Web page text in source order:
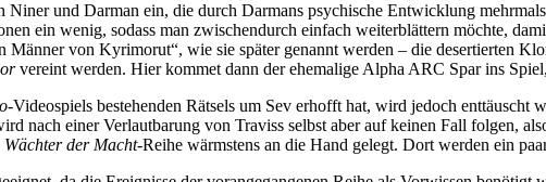
Niner und Darman ein, die durch Darmans psychische Entwicklung
ein wenig, sodass man zwischendurch einfach weiterblättern möchte,
von Kyrimorut“, wie sie später genannt werden – die desertierten
vereint werden. Hier kommet dann der ehemalige Alpha ARC Spar ins
-Videospiels bestehenden Rätsels um Sev erhofft hat, wird jedoch enttäuscht
nach einer Verlautbarung von Traviss selbst aber auf keinen Fall folgen,
Wächter der Macht-Reihe wärmstens an die Hand gelegt. Dort werden ein